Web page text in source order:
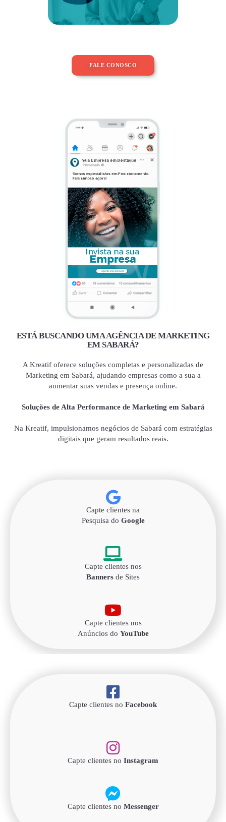
FALE CONOSCO
ESTÁ BUSCANDO UMA AGÊNCIA DE MARKETING
EM SABARÁ?
A Kreatif oferece soluções completas e personalizadas de
Marketing em Sabará, ajudando empresas como a sua a
aumentar suas vendas e presença online.
Soluções de Alta Performance de Marketing em Sabará
Na Kreatif, impulsionamos negócios de Sabará com estratégias
digitais que geram resultados reais.
Capte clientes na
Pesquisa do Google
Capte clientes nos
Banners de Sites
Capte clientes nos
Anúncios do YouTube
Capte clientes no Facebook
Capte clientes no Instagram
Capte clientes no Messenger